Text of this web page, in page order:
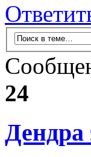
24
Дендра